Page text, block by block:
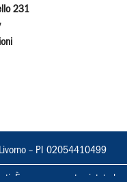
231
Livorno – PI 02054410499
È espressamente vietata la